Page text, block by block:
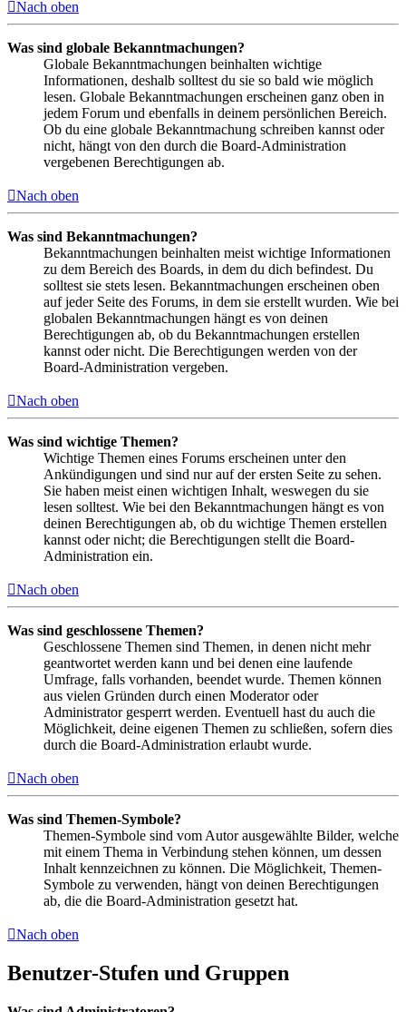
Nach oben
Was sind globale Bekanntmachungen?
Globale Bekanntmachungen beinhalten wichtige
Informationen, deshalb solltest du sie so bald wie möglich
lesen. Globale Bekanntmachungen erscheinen ganz oben in
jedem Forum und ebenfalls in deinem persönlichen Bereich.
Ob du eine globale Bekanntmachung schreiben kannst oder
nicht, hängt von den durch die Board-Administration
vergebenen Berechtigungen ab.
Nach oben
Was sind Bekanntmachungen?
Bekanntmachungen beinhalten meist wichtige Informationen
zu dem Bereich des Boards, in dem du dich befindest. Du
solltest sie stets lesen. Bekanntmachungen erscheinen oben
auf jeder Seite des Forums, in dem sie erstellt wurden. Wie bei
globalen Bekanntmachungen hängt es von deinen
Berechtigungen ab, ob du Bekanntmachungen erstellen
kannst oder nicht. Die Berechtigungen werden von der
Board-Administration vergeben.
Nach oben
Was sind wichtige Themen?
Wichtige Themen eines Forums erscheinen unter den
Ankündigungen und sind nur auf der ersten Seite zu sehen.
Sie haben meist einen wichtigen Inhalt, weswegen du sie
lesen solltest. Wie bei den Bekanntmachungen hängt es von
deinen Berechtigungen ab, ob du wichtige Themen erstellen
kannst oder nicht; die Berechtigungen stellt die Board-
Administration ein.
Nach oben
Was sind geschlossene Themen?
Geschlossene Themen sind Themen, in denen nicht mehr
geantwortet werden kann und bei denen eine laufende
Umfrage, falls vorhanden, beendet wurde. Themen können
aus vielen Gründen durch einen Moderator oder
Administrator gesperrt werden. Eventuell hast du auch die
Möglichkeit, deine eigenen Themen zu schließen, sofern dies
durch die Board-Administration erlaubt wurde.
Nach oben
Was sind Themen-Symbole?
Themen-Symbole sind vom Autor ausgewählte Bilder, welche
mit einem Thema in Verbindung stehen können, um dessen
Inhalt kennzeichnen zu können. Die Möglichkeit, Themen-
Symbole zu verwenden, hängt von deinen Berechtigungen
ab, die die Board-Administration gesetzt hat.
Nach oben
Benutzer-Stufen und Gruppen